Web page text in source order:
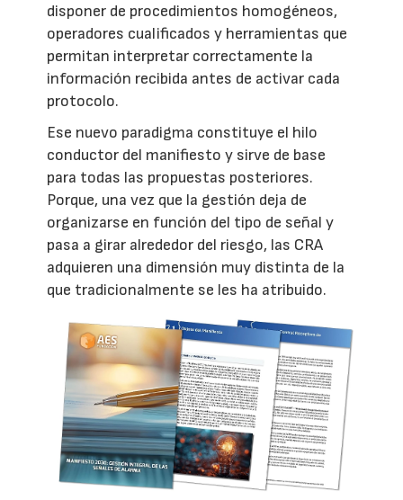
disponer de procedimientos homogéneos,
operadores cualificados y herramientas que
permitan interpretar correctamente la
información recibida antes de activar cada
protocolo.
Ese nuevo paradigma constituye el hilo
conductor del manifiesto y sirve de base
para todas las propuestas posteriores.
Porque, una vez que la gestión deja de
organizarse en función del tipo de señal y
pasa a girar alrededor del riesgo, las CRA
adquieren una dimensión muy distinta de la
que tradicionalmente se les ha atribuido.